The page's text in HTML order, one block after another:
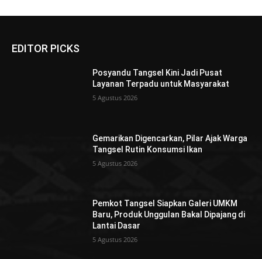
EDITOR PICKS
Posyandu Tangsel Kini Jadi Pusat
Layanan Terpadu untuk Masyarakat
5 Agustus 2026
Gemarikan Digencarkan, Pilar Ajak Warga
Tangsel Rutin Konsumsi Ikan
5 Agustus 2026
Pemkot Tangsel Siapkan Galeri UMKM
Baru, Produk Unggulan Bakal Dipajang di
Lantai Dasar
5 Agustus 2026